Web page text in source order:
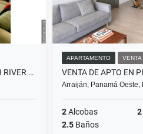
VENTA DE APARTAMENTO PH RIVER VALLEY 2 REC - PANAMA PACÍFICO
APARTAMENTO VENTA
Arraiján, Panamá Oeste,
2Alcobas 2
2.5 Baños